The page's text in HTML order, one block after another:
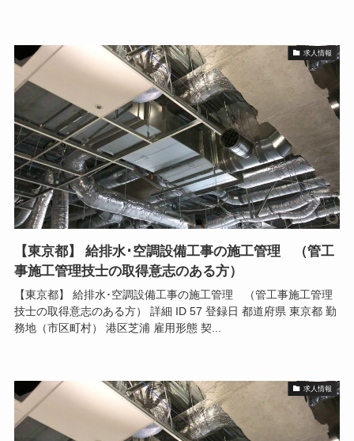
求人情報
【東京都】 給排水･空調設備工事の施工管理 （管工
事施工管理技士の取得意志のある方）
【東京都】 給排水･空調設備工事の施工管理 （管工事施工管理
技士の取得意志のある方） 詳細 ID 57 登録日 都道府県 東京都 勤
務地（市区町村） 港区芝浦 雇用形態 契...
求人情報